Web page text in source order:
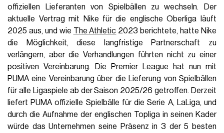
offiziellen Lieferanten von Spielbällen zu wechseln. Der
aktuelle Vertrag mit Nike für die englische Oberliga läuft
2025 aus, und wie The Athletic 2023 berichtete, hatte Nike
die Möglichkeit, diese langfristige Partnerschaft zu
verlängern, aber die Verhandlungen führten nicht zu einer
positiven Vereinbarung. Die Premier League hat nun mit
PUMA eine Vereinbarung über die Lieferung von Spielbällen
für alle Ligaspiele ab der Saison 2025/26 getroffen. Derzeit
liefert PUMA offizielle Spielbälle für die Serie A, LaLiga, und
durch die Aufnahme der englischen Topliga in seinen Kader
würde das Unternehmen seine Präsenz in 3 der 5 besten